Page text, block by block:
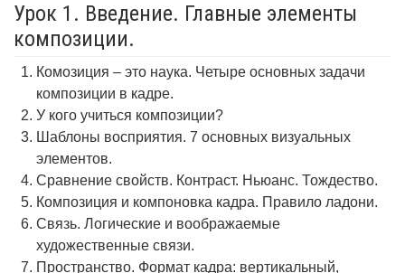
Урок 1. Введение. Главные элементы
композиции.
Комозиция – это наука. Четыре основных задачи
композиции в кадре.
У кого учиться композиции?
Шаблоны восприятия. 7 основных визуальных
элементов.
Сравнение свойств. Контраст. Ньюанс. Тождество.
Композиция и компоновка кадра. Правило ладони.
Связь. Логические и воображаемые
художественные связи.
Пространство. Формат кадра: вертикальный,